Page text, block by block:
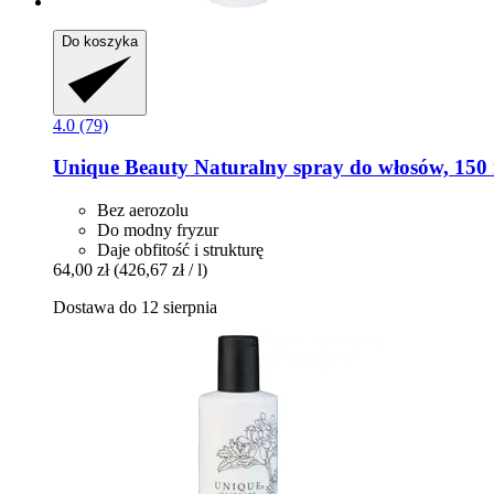
Do koszyka
4.0 (79)
Unique Beauty Naturalny spray do włosów, 150
Bez aerozolu
Do modny fryzur
Daje obfitość i strukturę
64,00 zł (426,67 zł / l)
Dostawa do 12 sierpnia